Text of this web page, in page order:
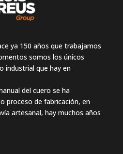
ya 150 años que trabajamos
somos los únicos
industrial que hay en
del cuero se ha
proceso de fabricación, en
artesanal, hay muchos años